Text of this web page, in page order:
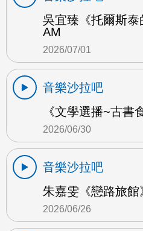
吳宜臻《托爾斯
AM
2026/07/01
音樂沙拉吧
《文學選播~古書
2026/06/30
音樂沙拉吧
朱嘉雯《戀路旅館
2026/06/26